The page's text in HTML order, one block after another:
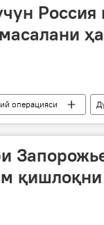
операцияси
Украина